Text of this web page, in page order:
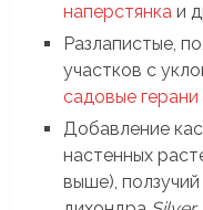
наперстянкаи
Разлапистые,
участков с
садовые герани
Добавление
настенных
выше), ползучий